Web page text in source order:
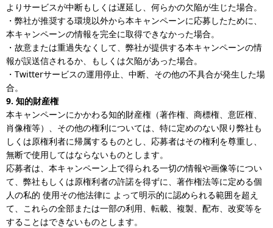
よりサービスが中断もしくは遅延し、何らかの欠陥が生じた場合。
・弊社が推奨する環境以外から本キャンペーンに応募したために、
本キャンペーンの情報を完全に取得できなかった場合。
・故意または重過失なくして、弊社が提供する本キャンペーンの情
報が誤送信されるか、もしくは欠陥があった場合。
・Twitterサービスの運用停止、中断、その他の不具合が発生した場
合。
9. 知的財産権
本キャンペーンにかかわる知的財産権（著作権、商標権、意匠権、
肖像権等）、その他の権利については、特に定めのない限り弊社も
しくは原権利者に帰属するものとし、応募者はその権利を尊重し、
無断で使用してはならないものとします。
応募者は、本キャンペーン上で得られる一切の情報や画像等につい
て、弊社もしくは原権利者の許諾を得ずに、著作権法等に定める個
人の私的 使用その他法律に よって明示的に認められる範囲を超え
て、これらの全部または一部の利用、転載、複製、配布、改変等を
することはできないものとします。